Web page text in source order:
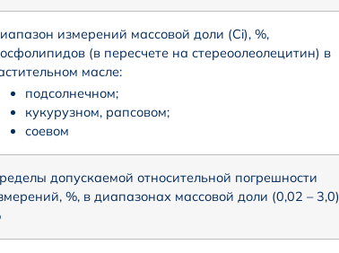
измерений массовой доли (Ci), %,
(в пересчете на стереоолеолецитин) в
масле:
подсолнечном;
кукурузном, рапсовом;
соевом
допускаемой относительной погрешности
%, в диапазонах массовой доли (0,02 – 3,0)